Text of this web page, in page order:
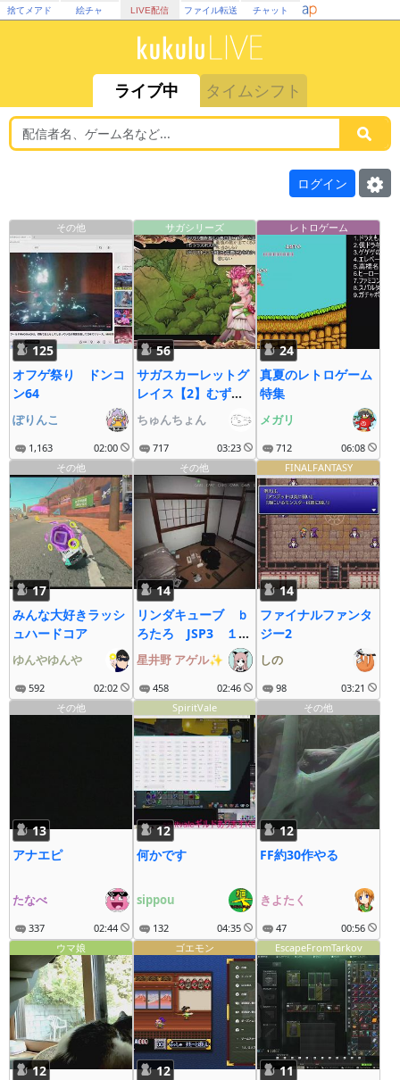
捨てメアド 絵チャ LIVE配信 ファイル転送 チャット
ライブ中 タイムシフト
ログイン
その他
125
オフゲ祭り ドンコ
ン64
ぽりんこ
1,163 02:00
サガシリーズ
56
サガスカーレットグ
レイス【2】むずす
ぎわろた！
ちゅんちょん
717 03:23
レトロゲーム
24
真夏のレトロゲーム
特集
メガリ
712
06:08
その他
17
みんな大好きラッシ
ュハードコア
ゆんやゆんや
592 02:02
その他
14
リンダキューブ ｂ
ろたろ JSP3 １４
５日目
星井野 アゲル✨
458 02:46
FINALFANTASY
14
ファイナルファンタ
ジー2
しの
98
03:21
その他
13
アナエピ
たなべ
337 02:44
SpiritVale
12
何かです
sippou
132 04:35
その他
12
FF約30作やる
きよたく
47
00:56
ウマ娘
12
ゴエモン
12
EscapeFromTarkov
11